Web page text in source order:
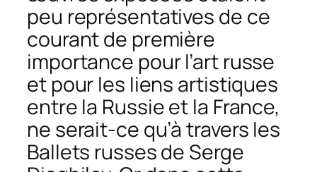
peu représentatives de ce
courant de première
importance pour l’art russe
et pour les liens artistiques
entre la Russie et la France,
ne serait-ce qu’à travers les
Ballets russes de Serge